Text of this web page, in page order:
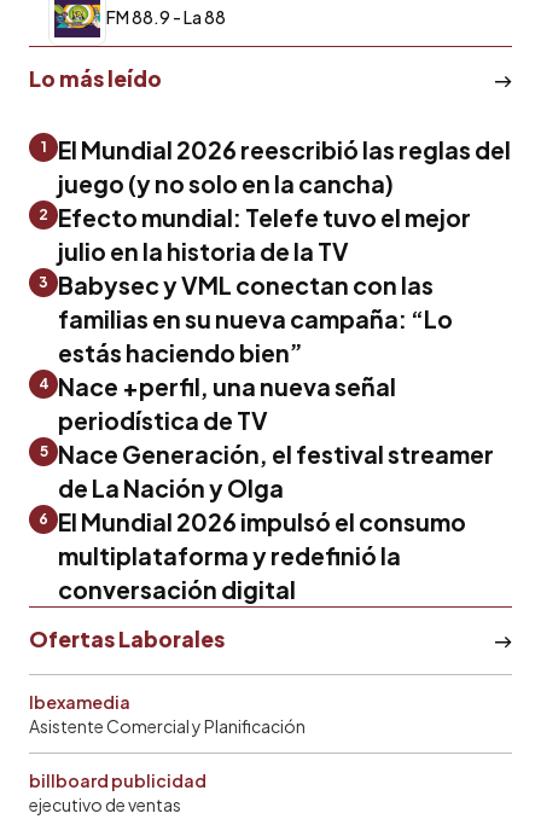
FM 88.9 - La 88
Lo más leído
1
El Mundial 2026 reescribió las reglas del
juego (y no solo en la cancha)
2
Efecto mundial: Telefe tuvo el mejor
julio en la historia de la TV
3
Babysec y VML conectan con las
familias en su nueva campaña: “Lo
estás haciendo bien”
4 Nace +perfil, una nueva señal
periodística de TV
5
Nace Generación, el festival streamer
de La Nación y Olga
6
El Mundial 2026 impulsó el consumo
multiplataforma y redefinió la
conversación digital
Ofertas Laborales
Ibexamedia
Asistente Comercial y Planificación
billboard publicidad
ejecutivo de ventas